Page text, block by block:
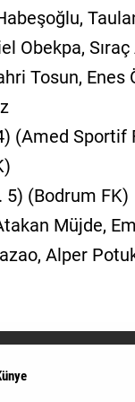
Obekpa,
Tosun, Enes
(Amed Sportif
5) (Bodrum FK)
Müjde,
Alper